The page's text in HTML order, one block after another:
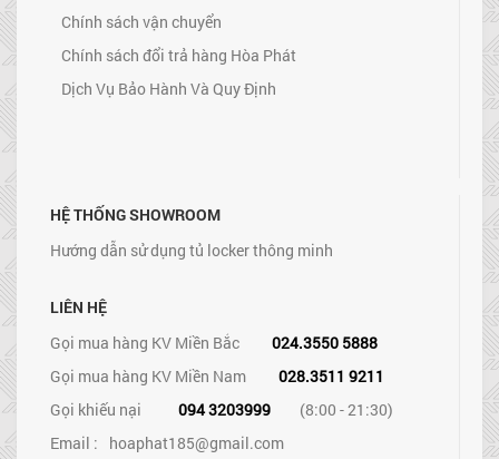
Chính sách vận chuyển
Chính sách đổi trả hàng Hòa Phát
Dịch Vụ Bảo Hành Và Quy Định
HỆ THỐNG SHOWROOM
Hướng dẫn sử dụng tủ locker thông minh
LIÊN HỆ
Gọi mua hàng KV Miền Bắc
024.3550 5888
Gọi mua hàng KV Miền Nam
028.3511 9211
Gọi khiếu nại
094 3203999
(8:00 - 21:30)
Email : hoaphat185@gmail.com